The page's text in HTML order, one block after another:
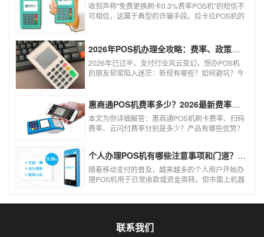
收到声称"免费更换刷卡0.3%费率POS机"的短信不
可相信，这属于典型的诈骗手段。拉卡拉POS机的
风险。以下结合权威信息分析原因及应对建议：2026年POS机办理全攻略：费率、政策、避坑一篇讲清
2026年已过半，支付行业风云变幻，想办POS机
的朋友却常陷入迷茫：新规有哪些？如何避坑？今
使用！
惠商通POS机费率多少？2026最新费率标准及办理全攻略
本文为你详细解答：惠商通POS机刷卡费率、扫码
费率、云闪付费率分别是多少？产品有哪些优势？
个人办理POS机有哪些注意事项和门道？（2026最新避坑指南）
随着移动支付的普及，越来越多的个人用户开始办
理POS机用于日常收款或资金周转。但市面上机器
联系我们